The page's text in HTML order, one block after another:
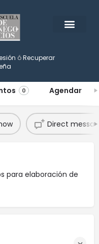
óRecuperar
0 Agendar
Direct
para elaboración de